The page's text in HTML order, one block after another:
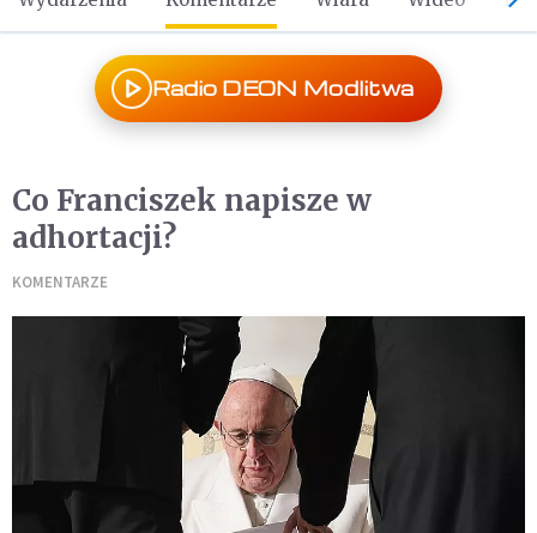
Radio DEON Modlitwa
Co Franciszek napisze w
adhortacji?
KOMENTARZE